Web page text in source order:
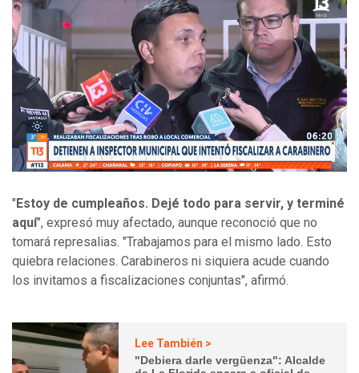
"Estoy de cumpleaños. Dejé todo para servir, y terminé
aquí", expresó muy afectado, aunque reconoció que no
tomará represalias. "Trabajamos para el mismo lado. Esto
quiebra relaciones. Carabineros ni siquiera acude cuando
los invitamos a fiscalizaciones conjuntas", afirmó.
Lee También >
"Debiera darle vergüenza": Alcalde